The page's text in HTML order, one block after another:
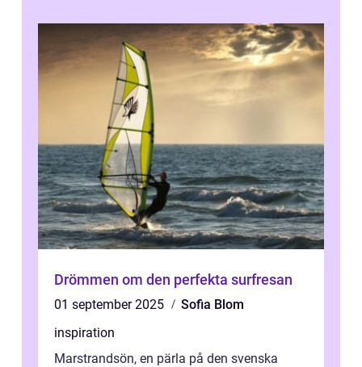
Drömmen om den perfekta surfresan
01 september 2025
Sofia Blom
inspiration
Marstrandsön, en pärla på den svenska